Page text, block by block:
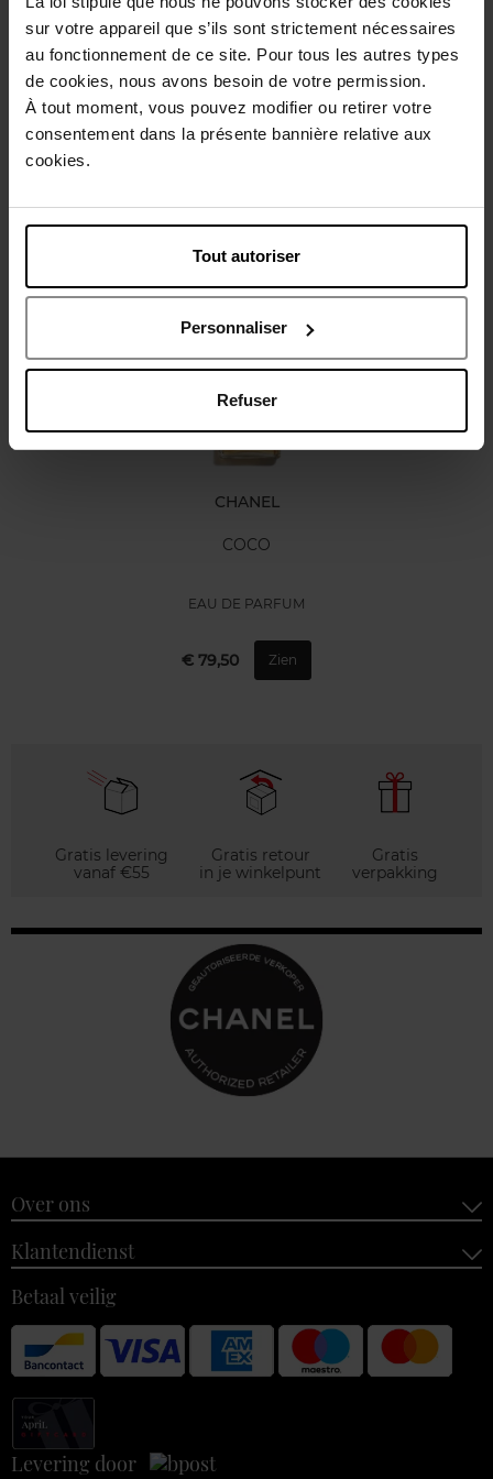
sur votre appareil que s’ils sont strictement nécessaires
au fonctionnement de ce site. Pour tous les autres types
de cookies, nous avons besoin de votre permission.
À tout moment, vous pouvez modifier ou retirer votre
consentement dans la présente bannière relative aux
cookies.
Tout autoriser
Personnaliser
Refuser
Beschrijving
Gebruiksadvies
Karakteristieken
Nog iets vergeten ?
CHANEL
COCO
EAU DE PARFUM
€ 79,50 Zien
Gratis levering
vanaf €55
Gratis retour
in je winkelpunt
Gratis
verpakking
Over ons
Klantendienst
Betaal veilig
Levering door